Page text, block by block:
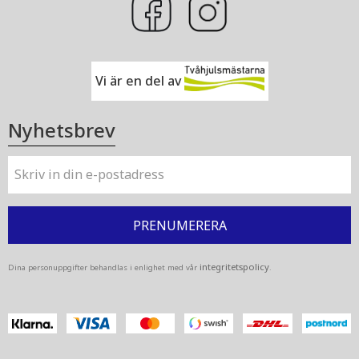
Vi är en del av
Nyhetsbrev
PRENUMERERA
Dina personuppgifter behandlas i enlighet med vår integritetspolicy.